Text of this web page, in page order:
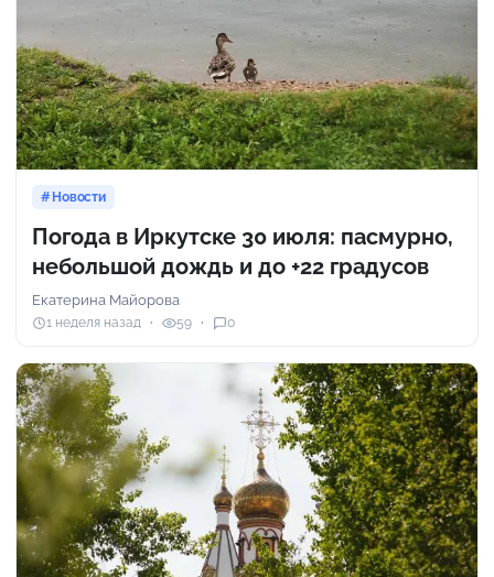
Новости
Погода в Иркутске 30 июля: пасмурно,
небольшой дождь и до +22 градусов
Екатерина Майорова
1 неделя назад 59 0